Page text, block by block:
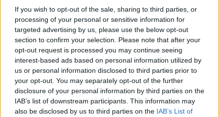
If you wish to opt-out of the sale, sharing to third parties, or
processing of your personal or sensitive information for
targeted advertising by us, please use the below opt-out
section to confirm your selection. Please note that after your
opt-out request is processed you may continue seeing
interest-based ads based on personal information utilized by
us or personal information disclosed to third parties prior to
your opt-out. You may separately opt-out of the further
disclosure of your personal information by third parties on the
IAB’s list of downstream participants. This information may
also be disclosed by us to third parties on the IAB’s List of
Krimi
Krimi
Každý sedmý řidič měl problém. Policie
při víkendové akci na Příbramsku odhalila
30 přestupků
Krimi
Čtvrtina řidičů při kontrole na Příbramsku
neobstála. Policie o prázdninách zpřísní
dohled na silnicích